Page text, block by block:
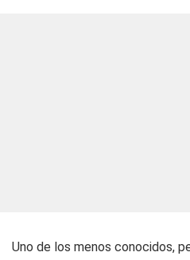
Uno de los menos conocidos,